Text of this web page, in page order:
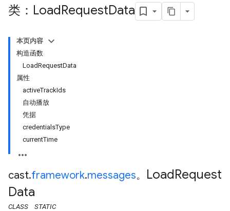
类：LoadRequestData
本页内容
构造函数
LoadRequestData
属性
activeTrackIds
自动播放
凭据
credentialsType
currentTime
cast.framework.messages。 LoadRequest
Data
CLASS STATIC